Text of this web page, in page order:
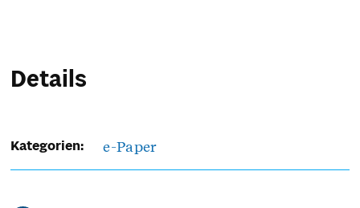
Details
Kategorien: e-Paper